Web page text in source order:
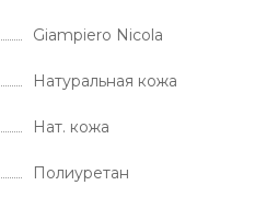
Giampiero Nicola
Натуральная кожа
Нат. кожа
Полиуретан